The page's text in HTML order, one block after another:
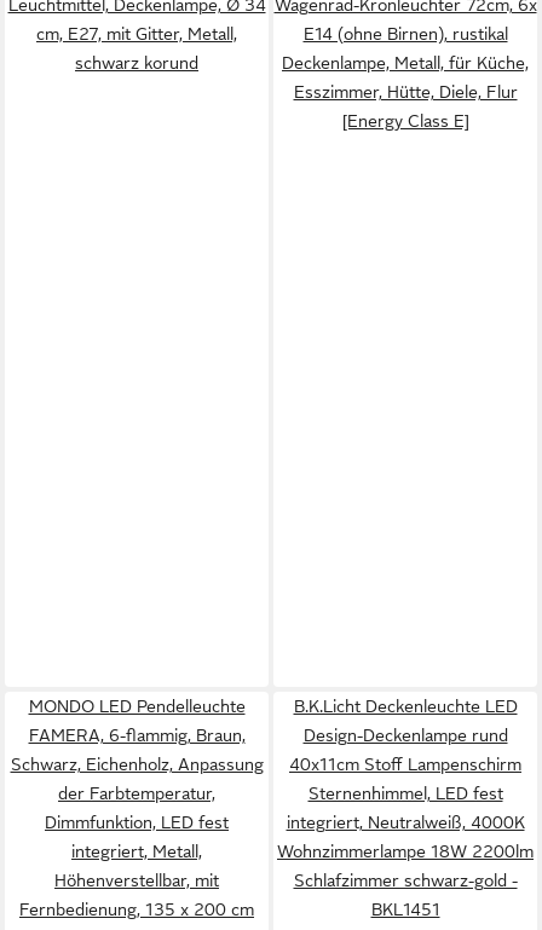
Leuchtmittel, Deckenlampe, Ø 34
cm, E27, mit Gitter, Metall,
schwarz korund
Wagenrad-Kronleuchter 72cm, 6x
E14 (ohne Birnen), rustikal
Deckenlampe, Metall, für Küche,
Esszimmer, Hütte, Diele, Flur
[Energy Class E]
MONDO LED Pendelleuchte
FAMERA, 6-flammig, Braun,
Schwarz, Eichenholz, Anpassung
der Farbtemperatur,
Dimmfunktion, LED fest
integriert, Metall,
Höhenverstellbar, mit
Fernbedienung, 135 x 200 cm
B.K.Licht Deckenleuchte LED
Design-Deckenlampe rund
40x11cm Stoff Lampenschirm
Sternenhimmel, LED fest
integriert, Neutralweiß, 4000K
Wohnzimmerlampe 18W 2200lm
Schlafzimmer schwarz-gold -
BKL1451